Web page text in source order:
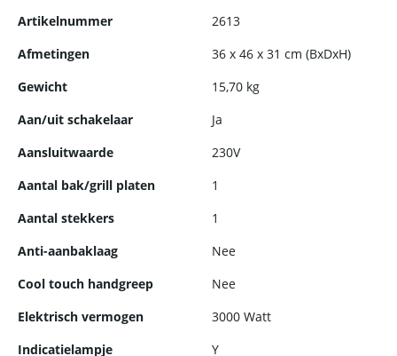
Artikelnummer
2613
Afmetingen
36 x 46 x 31 cm (BxDxH)
Gewicht
15,70 kg
Aan/uit schakelaar
Ja
Aansluitwaarde
230V
Aantal bak/grill platen
1
Aantal stekkers
1
Anti-aanbaklaag
Nee
Cool touch handgreep
Nee
Elektrisch vermogen
3000 Watt
Indicatielampje
Y